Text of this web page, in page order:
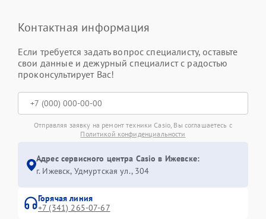
Контактная информация
Если требуется задать вопрос специалисту, оставьте
свои данные и дежурный специалист с радостью
проконсультирует Вас!
Отправляя заявку на ремонт техники Casio, Вы соглашаетесь с
Политикой конфиденциальности
Адрес сервисного центра Casio в Ижевске:
г. Ижевск, Удмуртская ул., 304
Горячая линия
+7 (341) 265-07-67